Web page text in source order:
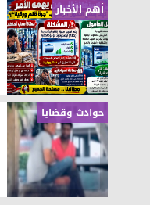
أهم الأخبار
حوادث وقضايا